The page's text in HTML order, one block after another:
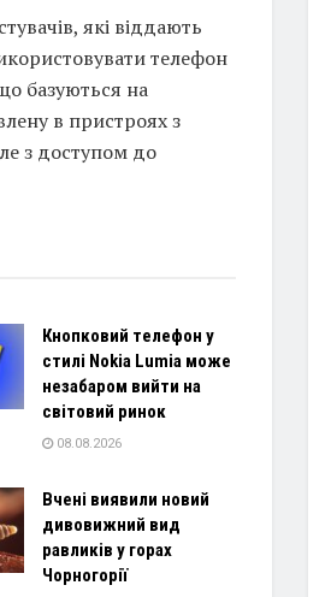
які віддають
телефон
базуються на
в пристроях з
з доступом до
Кнопковий телефон у
стилі Nokia Lumia може
незабаром вийти на
світовий ринок
08.08.2026
Вчені виявили новий
дивовижний вид
равликів у горах
Чорногорії